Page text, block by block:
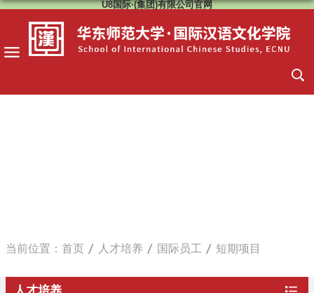
U8国际·(集团)有限公司官网
当前位置： 首页 人才培养 国际员工 短期项目
人才培养